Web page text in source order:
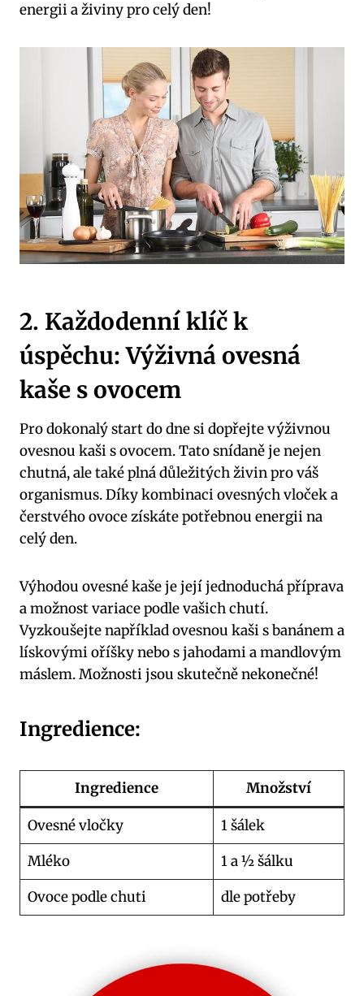
energii a živiny pro celý den!
2. Každodenní klíč k
úspěchu: Výživná ovesná
kaše s ovocem
Pro dokonalý start do dne si dopřejte výživnou
ovesnou kaši s ovocem. Tato snídaně je nejen
chutná, ale také plná důležitých živin pro váš
organismus. Díky kombinaci ovesných vloček a
čerstvého ovoce získáte potřebnou energii na
celý den.
Výhodou ovesné kaše je její jednoduchá příprava
a možnost variace podle vašich chutí.
Vyzkoušejte například ovesnou kaši s banánem a
lískovými oříšky nebo s jahodami a mandlovým
máslem. Možnosti jsou skutečně nekonečné!
Ingredience:
Ingredience Množství
Ovesné vločky
1 šálek
Mléko
1 a ½ šálku
Ovoce podle chuti
dle potřeby